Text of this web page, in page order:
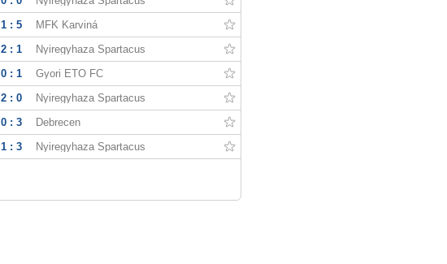
1 : 5 MFK Karviná
2 : 1 Nyiregyhaza Spartacus
0 : 1 Gyori ETO FC
2 : 0 Nyiregyhaza Spartacus
0 : 3 Debrecen
1 : 3 Nyiregyhaza Spartacus